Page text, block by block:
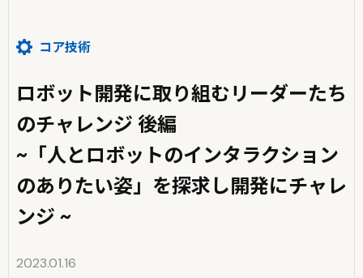
コア技術
ロボット開発に取り組むリーダーたち
のチャレンジ 後編
~「人とロボットのインタラクション
のありたい姿」を探求し開発にチャレ
ンジ ~
2023.01.16